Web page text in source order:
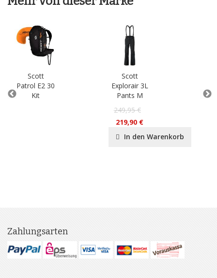
Scott
Patrol E2 30
Kit
Scott
Explorair 3L
Pants M
249,95 €
219,90 €
In den Warenkorb
Zahlungsarten